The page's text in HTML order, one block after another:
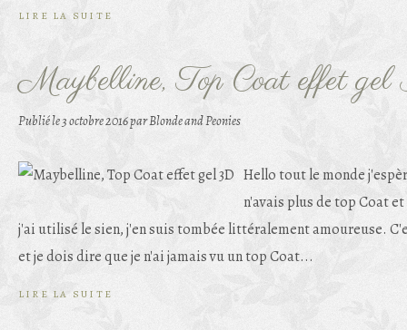
LIRE LA SUITE
Maybelline, Top Coat effet
Publié le3 octobre 2016par Blonde and Peonies
Hello tout le monde
n'avais plus de top Coat
j'ai utilisé le sien, j'en suis tombée littéralement amoureuse.
et je dois dire que je n'ai jamais vu un top Coat...
LIRE LA SUITE